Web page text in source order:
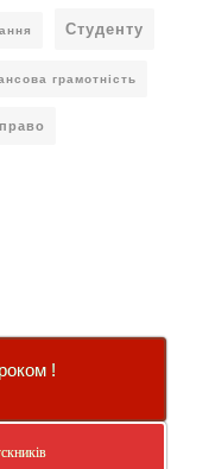
Студенту
грамотність
!